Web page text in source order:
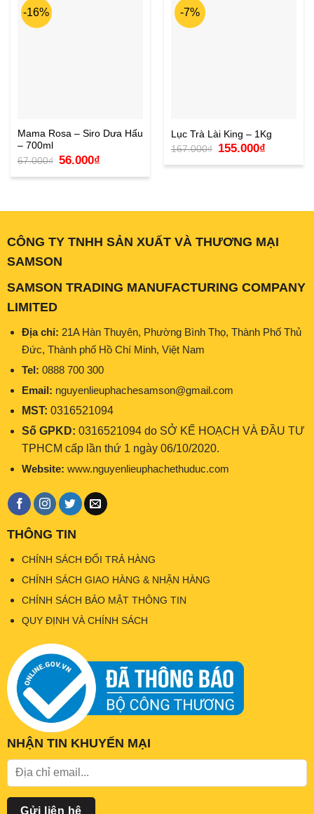
-16%
Mama Rosa – Siro Dưa Hấu
– 700ml
67.000₫
Giá
gốc
là:
56.000₫Giá
hiện
tại
-7%
Lục Trà Lài King – 1Kg
167.000₫
Giá
gốc
là:
155.000₫Giá
tại
CÔNG TY TNHH SẢN XUẤT VÀ THƯƠNG MẠI
SAMSON
SAMSON TRADING MANUFACTURING COMPANY
LIMITED
Địa chỉ: 21A Hàn Thuyên, Phường Bình Thọ, Thành Phố Thủ
Đức, Thành phố Hồ Chí Minh, Việt Nam
Tel: 0888 700 300
Email: nguyenlieuphachesamson@gmail.com
MST: 0316521094
Số GPKD: 0316521094 do SỞ KẾ HOẠCH VÀ ĐẦU TƯ
TPHCM cấp lần thứ 1 ngày 06/10/2020.
Website: www.nguyenlieuphachethuduc.com
THÔNG TIN
CHÍNH SÁCH ĐỔI TRẢ HÀNG
CHÍNH SÁCH GIAO HÀNG & NHẬN HÀNG
CHÍNH SÁCH BẢO MẬT THÔNG TIN
QUY ĐỊNH VÀ CHÍNH SÁCH
NHẬN TIN KHUYẾN MẠI